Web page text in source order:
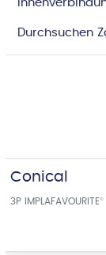
Durchsuchen
Conical
3P IMPLAFAVOURITE®